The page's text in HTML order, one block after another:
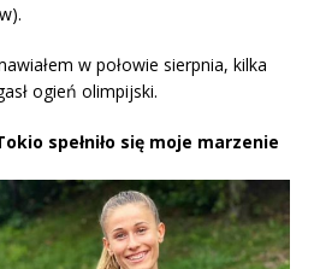
w połowie sierpnia, kilka
ogień olimpijski.
spełniło się moje marzenie